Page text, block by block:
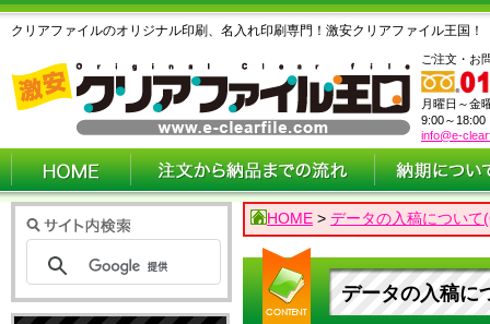
クリアファイルのオリジナル印刷、名入れ印刷専門！激安クリアファイル王国！
ご注文・お
月曜日～金
9:00～18:00
info@e-
HOME > データの入稿につい
データの入稿に